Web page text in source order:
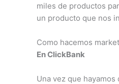
miles de productos
un producto que nos
Como hacemos
En ClickBank
Una vez que